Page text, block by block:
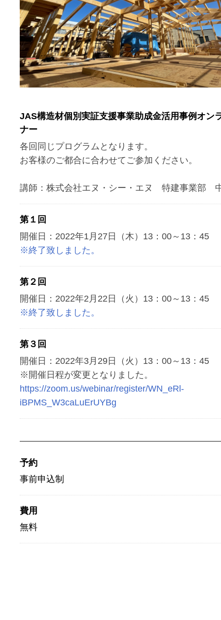
JAS構造材個別実証支援事業助成金活用事例オン
ナー
各回同じプログラムとなります。
お客様のご都合に合わせてご参加ください。
講師：株式会社エヌ・シー・エヌ 特建事業部
第１回
開催日：2022年1月27日（木）13：00～13：45
※終了致しました。
第２回
開催日：2022年2月22日（火）13：00～13：45
※終了致しました。
第３回
開催日：2022年3月29日（火）13：00～13：45
※開催日程が変更となりました。
https://zoom.us/webinar/register/WN_eRl-
iBPMS_W3caLuErUYBg
予約
事前申込制
費用
無料